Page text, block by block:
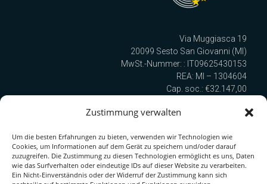
Zustimmung verwalten
Um die besten Erfahrungen zu bieten, verwenden wir Technologien wie
Cookies, um Informationen auf dem Gerät zu speichern und/oder darauf
zuzugreifen. Die Zustimmung zu diesen Technologien ermöglicht es uns, Daten
wie das Surfverhalten oder eindeutige IDs auf dieser Website zu verarbeiten.
Ein Nicht-Einverständnis oder der Widerruf der Zustimmung kann sich
Via Muggiasca 19
20099 Sesto San Giovanni (MI)
MwSt.-Nummer: : IT09625430153
REA: MI – 1304604
Cap. soc.: €32.147,00
Wir sind nach UNI EN ISO 9001:2015 zertifiziert!
Quick Link zur Serie